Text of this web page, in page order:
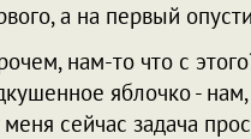
а на первый
нам-то что с
яблочко -
сейчас задача